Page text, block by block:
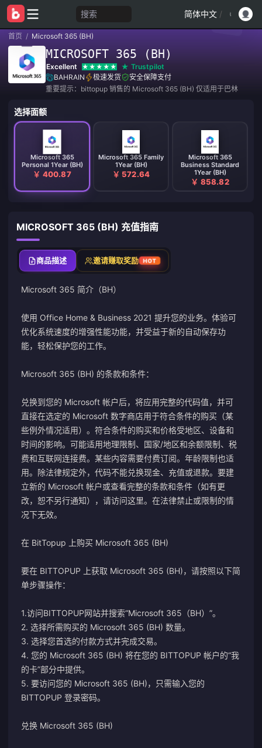
搜索 简体中文 /
首页 / Microsoft 365 (BH)
MICROSOFT 365 (BH)
Excellent
Trustpilot
BAHRAIN
极速发货
安全保障支付
重要提示：bittopup 销售的 Microsoft 365 (BH) 仅适用于巴林
选择面额
Microsoft 365
Personal 1Year (BH)
￥ 400.87
Microsoft 365 Family
1Year (BH)
￥ 572.64
Microsoft 365
Business Standard
1Year (BH)
￥ 858.82
MICROSOFT 365 (BH) 充值指南
商品描述 邀请赚取奖励 HOT
Microsoft 365 简介（BH）
使用 Office Home & Business 2021 提升您的业务。体验可
优化系统速度的增强性能功能，并受益于新的自动保存功
能，轻松保护您的工作。
Microsoft 365 (BH) 的条款和条件：
兑换到您的 Microsoft 帐户后，将应用完整的代码值，并可
直接在选定的 Microsoft 数字商店用于符合条件的购买（某
些例外情况适用）。符合条件的购买和价格受地区、设备和
时间的影响。可能适用地理限制、国家/地区和余额限制、税
费和互联网连接费。某些内容需要付费订阅。年龄限制也适
用。除法律规定外，代码不能兑换现金、充值或退款。要建
立新的 Microsoft 帐户或查看完整的条款和条件（如有更
改，恕不另行通知），请访问这里。在法律禁止或限制的情
况下无效。
在 BitTopup 上购买 Microsoft 365 (BH)
要在 BITTOPUP 上获取 Microsoft 365 (BH)，请按照以下简
单步骤操作：
1.访问BITTOPUP网站并搜索“Microsoft 365（BH）”。
2. 选择所需购买的 Microsoft 365 (BH) 数量。
3. 选择您首选的付款方式并完成交易。
4. 您的 Microsoft 365 (BH) 将在您的 BITTOPUP 帐户的“我
的卡”部分中提供。
5. 要访问您的 Microsoft 365 (BH)，只需输入您的
BITTOPUP 登录密码。
兑换 Microsoft 365 (BH)